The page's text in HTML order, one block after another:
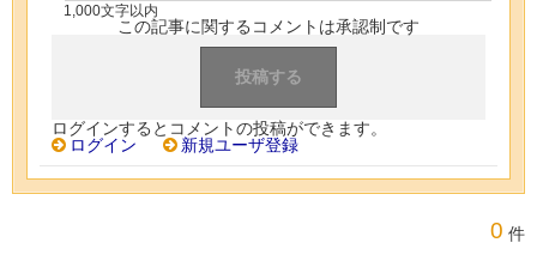
1,000文字以内
この記事に関するコメントは承認制です
ログインするとコメントの投稿ができます。
ログイン
新規ユーザ登録
0 件